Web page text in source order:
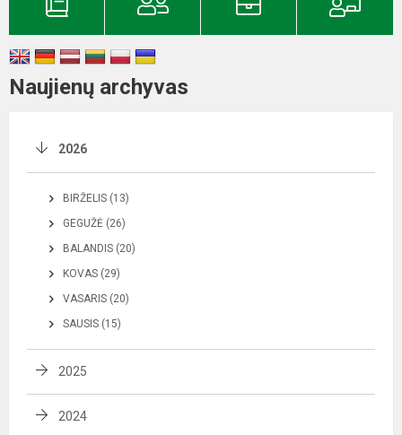
Naujienų archyvas
2026
BIRŽELIS (13)
GEGUŽĖ (26)
BALANDIS (20)
KOVAS (29)
VASARIS (20)
SAUSIS (15)
2025
2024